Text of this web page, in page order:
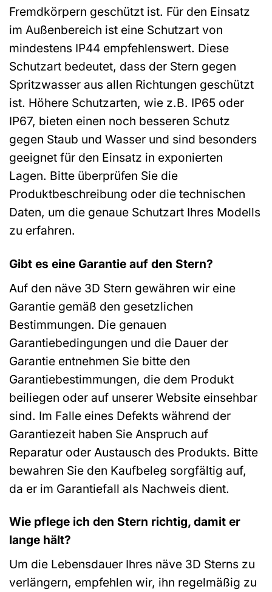
Fremdkörpern geschützt ist. Für den Einsatz
im Außenbereich ist eine Schutzart von
mindestens IP44 empfehlenswert. Diese
Schutzart bedeutet, dass der Stern gegen
Spritzwasser aus allen Richtungen geschützt
ist. Höhere Schutzarten, wie z.B. IP65 oder
IP67, bieten einen noch besseren Schutz
gegen Staub und Wasser und sind besonders
geeignet für den Einsatz in exponierten
Lagen. Bitte überprüfen Sie die
Produktbeschreibung oder die technischen
Daten, um die genaue Schutzart Ihres Modells
zu erfahren.
Gibt es eine Garantie auf den Stern?
Auf den näve 3D Stern gewähren wir eine
Garantie gemäß den gesetzlichen
Bestimmungen. Die genauen
Garantiebedingungen und die Dauer der
Garantie entnehmen Sie bitte den
Garantiebestimmungen, die dem Produkt
beiliegen oder auf unserer Website einsehbar
sind. Im Falle eines Defekts während der
Garantiezeit haben Sie Anspruch auf
Reparatur oder Austausch des Produkts. Bitte
bewahren Sie den Kaufbeleg sorgfältig auf,
da er im Garantiefall als Nachweis dient.
Wie pflege ich den Stern richtig, damit er
lange hält?
Um die Lebensdauer Ihres näve 3D Sterns zu
verlängern, empfehlen wir, ihn regelmäßig zu